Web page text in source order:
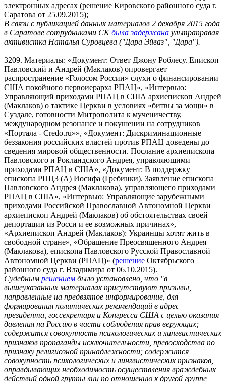
электронных адресах (решение Кировского районного суда г.
Саратова от 25.09.2015);
В связи с публикацией данных материалов 2 декабря 2015 года
в Саратове сотрудниками СКбыла задержана ультраправая
активистка Наталья Суровцева ("Дара Эйваз", "Дара").
3209. Материалы: «Документ: Ответ Джону Роблесу. Епископ
Павловский и Андрей (Маклаков) опровергает
распространение «Голосом России» слухи о финансировании
США покойного первоиерарха РПАЦ», «Интервью:
Управляющий приходами РПАЦ в США архиепископ Андрей
(Маклаков) о тактике Церкви в условиях «битвы за мощи» в
Суздале, готовности Митрополита к мученичеству,
международном резонансе и покушении на сотрудников
«Портала - Credo.ru»», «Документ: Дискриминационные
беззакония российских властей против РПАЦ доведены до
сведения мировой общественности. Послание архиепископа
Павловского и Рокландского Андрея, управляющими
приходами РПАЦ в США», «Документ: В поддержку
епископа РПЦЗ (А) Иосифа (Гребинки). Заявление епископа
Павловского Андрея (Маклакова), управляющего приходами
РПАЦ в США», «Интервью: Управляющие зарубежными
приходами Российской Православной Автономной Церкви
архиепископ Андрей (Маклаков) об обстоятельствах своей
депортации из Росси и ее возможных причинах»,
«Архиепископ Андрей (Маклаков): Украинцы хотят жить в
свободной стране», «Обращение Преосвященного Андрея
(Маклакова), епископа Павловского Русской Православной
Автономной Церкви (РПАЦ)» (решение Октябрьского
районного суда г. Владимира от 06.10.2015).
Судебным решением было установлено, что "в
вышеуказанных материалах присутствуют призывы,
направленные на предвзятое информирование, для
формирования политических рекомендаций в адрес
президента, госсекретаря и Конгресса США с целью оказания
давления на Россию в части соблюдения прав верующих;
содержится совокупность психологических и лингвистических
признаков пропаганды исключительности, превосходства по
признаку религиозной принадлежности; содержится
совокупность психологических и лингвистических признаков,
оправдывающих необходимость осуществления враждебных
действий одной группы лиц по отношению к другой группе